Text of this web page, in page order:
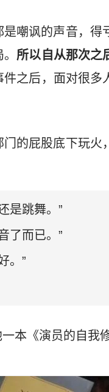
嘲讽的声音，
所以自从那次之
之后，面对很
的屁股底下玩
是跳舞。”
了而已。”
。”
本《演员的自我